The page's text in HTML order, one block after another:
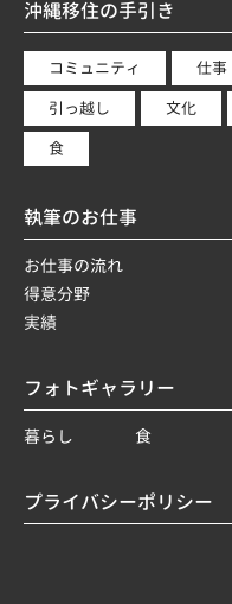
沖縄移住の手引き
コミュニティ 仕事
引っ越し
文化
食
執筆のお仕事
お仕事の流れ
得意分野
実績
フォトギャラリー
暮らし 食
プライバシーポリシー